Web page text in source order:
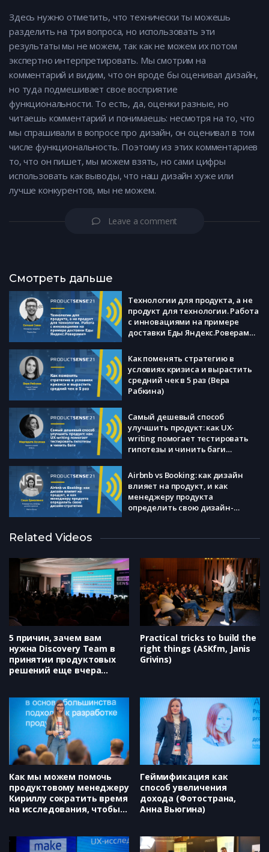
Здесь нужно отметить, что технически ты можешь
разделить на три вопроса, но использовать эти
результаты мы не можем, так как не можем их потом
экспертно интерпретировать. Мы смотрим на
комментарий и видим, что он вроде бы оценивал дизайн,
но туда подмешивает свое восприятие
функциональности. То есть, да, оценки разные, но
читаешь комментарий и понимаешь: несмотря на то, что
мы спрашивали в вопросе про дизайн, он оценивал в том
числе функциональность. Поэтому из этих комментариев
то, что он пишет, мы можем взять, но сами цифры
использовать как выводы, что наш дизайн хуже или
лучше конкурентов, мы не можем.
Leave a comment
Смотреть дальше
Технологии для продукта, а не
продукт для технологии. Работа
с инновациями на примере
доставки Еды Яндекс.Роверами
Как поменять стратегию в
условиях кризиса и вырастить
средний чек в 5 раз (Вера
Рабкина)
Самый дешевый способ
улучшить продукт: как UX-
writing помогает тестировать
гипотезы и чинить баги
Airbnb vs Booking: как дизайн
влияет на продукт, и как
менеджеру продукта
определить свою дизайн-
Как запустить новый продукт на
(Даниил Щербаков)
Как построить процесс проверки
гипотезы и быть уверенным,
что твои фичи будут
продаваться (Александр Бровко)
Related Videos
5 причин, зачем вам
нужна Discovery Team в
принятии продуктовых
решений еще вчера
Practical tricks to build the
right things (ASKfm, Janis
Grivins)
Как мы можем помочь
продуктовому менеджеру
Кириллу сократить время
на исследования, чтобы
Безрукова)
Геймификация как
способ увеличения
дохода (Фотострана,
Анна Вьюгина)